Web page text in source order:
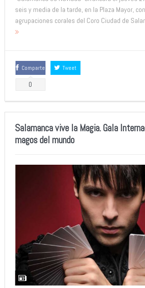
seis y media de la tarde, en la Plaza Mayor,
agrupaciones corales del Coro Ciudad de
Comparte
0
Tweet
Salamanca vive la Magia. Gala
magos del mundo